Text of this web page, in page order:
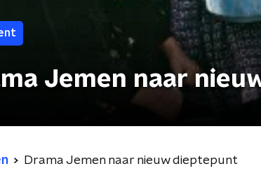
Jemen naar
Drama Jemen naar nieuw dieptepunt